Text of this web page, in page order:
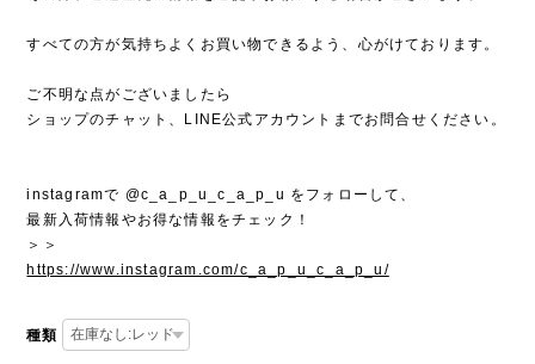
すべての方が気持ちよくお買い物できるよう、心がけております。
ご不明な点がございましたら
ショップのチャット、LINE公式アカウントまでお問合せください。
instagramで @c_a_p_u_c_a_p_u をフォローして、
最新入荷情報やお得な情報をチェック！
＞＞
https://www.instagram.com/c_a_p_u_c_a_p_u/
種類